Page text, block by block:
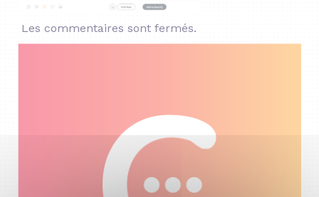
Les commentaires sont fermés.